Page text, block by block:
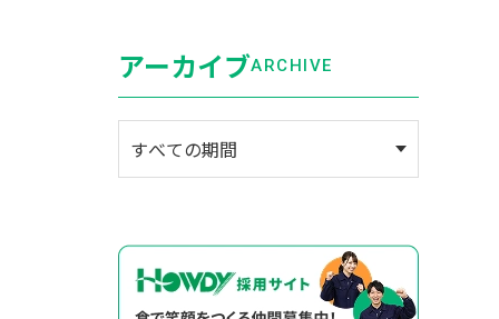
アーカイブARCHIVE